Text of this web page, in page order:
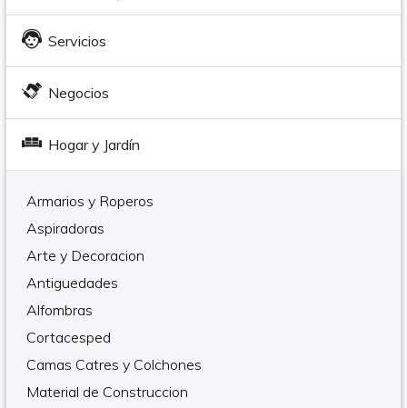
Servicios
Negocios
Hogar y Jardín
Armarios y Roperos
Aspiradoras
Arte y Decoracion
Antiguedades
Alfombras
Cortacesped
Camas Catres y Colchones
Material de Construccion